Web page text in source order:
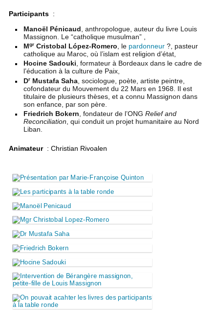
Participants :
Manoël Pénicaud , anthropologue, auteur du livre Louis
Massignon. Le “catholique musulman” ,
M grCristobal López-Romero, le pardonneur?, pasteur
catholique au Maroc, où l’islam est religion d’état,
Hocine Sadouki, formateur à Bordeaux dans le cadre de
l’éducation à la culture de Paix,
DrMustafa Saha, sociologue, poète, artiste peintre,
cofondateur du Mouvement du 22 Mars en 1968. Il est
titulaire de plusieurs thèses, et a connu Massignon dans
son enfance, par son père.
Friedrich Bokern, fondateur de l’ONG Relief and
Reconciliation, qui conduit un projet humanitaire au Nord
Liban.
Animateur : Christian Rivoalen